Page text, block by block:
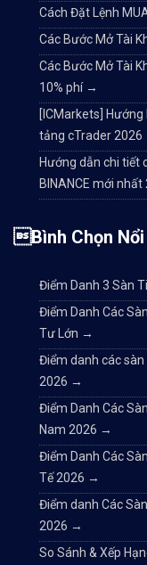
Cách Đặt Lệnh
Các Bước Mở Tài
Các Bước Mở Tài
10% phí →
[ICMarkets]
tảng cTrader 2026
Hướng dẫn chi tiết
BINANCE mới nhất
Bình Chọn
Điểm Danh 3 Sàn
Điểm Danh Các
Tư Lớn →
Điểm danh các sàn
2026 →
Điểm Danh Các
Nam 2026 →
Điểm Danh Các
Tế 2026 →
Điểm danh Các
2026 →
So Sánh & Xếp